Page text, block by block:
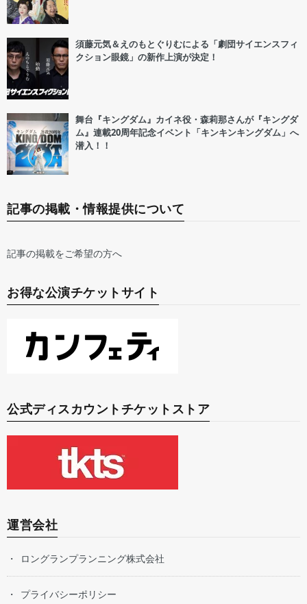
須藤元気＆えのもとぐりむによる「劇団サイエンスフィ
クション眼鏡」の新作上演が決定！
舞台『キングダム』カイネ役・森莉那さんが『キングダ
ム』連載20周年記念イベント「キンキンキングダム」へ
潜入！！
記事の掲載・情報提供について
記事の掲載をご希望の方へ
お得な公演チケットサイト
公式ディスカウントチケットストア
運営会社
ロングランプランニング株式会社
プライバシーポリシー